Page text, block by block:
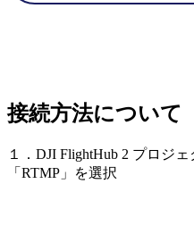
接続方法について
１．DJI FlightHub 2 プロジ
「RTMP」を選択